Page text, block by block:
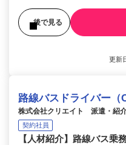
後で見る
更新
路線バスドライバー（
株式会社クリエイト 派遣・紹
契約社員
【人材紹介】路線バス